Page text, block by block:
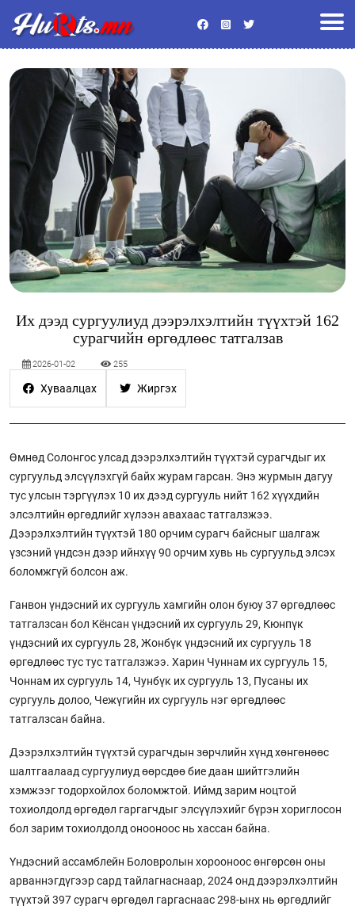
Их дээд сургуулиуд дээрэлхэлтийн түүхтэй 162
сурагчийн өргөдлөөс татгалзав
2026-01-02 255
Хуваалцах Жиргэх
Өмнөд Солонгос улсад дээрэлхэлтийн түүхтэй сурагчдыг их
сургуульд элсүүлэхгүй байх журам гарсан. Энэ журмын дагуу
тус улсын тэргүүлэх 10 их дээд сургууль нийт 162 хүүхдийн
элсэлтийн өргөдлийг хүлээн авахаас татгалзжээ.
Дээрэлхэлтийн түүхтэй 180 орчим сурагч байсныг шалгаж
үзсэний үндсэн дээр ийнхүү 90 орчим хувь нь сургуульд элсэх
боломжгүй болсон аж.
Ганвон үндэсний их сургууль хамгийн олон буюу 37 өргөдлөөс
татгалзсан бол Кёнсан үндэсний их сургууль 29, Кюнпүк
үндэсний их сургууль 28, Жонбүк үндэсний их сургууль 18
өргөдлөөс тус тус татгалзжээ. Харин Чуннам их сургууль 15,
Чоннам их сургууль 14, Чунбүк их сургууль 13, Пусаны их
сургууль долоо, Чежүгийн их сургууль нэг өргөдлөөс
татгалзсан байна.
Дээрэлхэлтийн түүхтэй сурагчдын зөрчлийн хүнд хөнгөнөөс
шалтгаалаад сургуулиуд өөрсдөө бие даан шийтгэлийн
хэмжээг тодорхойлох боломжтой. Иймд зарим ноцтой
тохиолдолд өргөдөл гаргагчдыг элсүүлэхийг бүрэн хориглосон
бол зарим тохиолдолд онооноос нь хассан байна.
Үндэсний ассамблейн Боловролын хорооноос өнгөрсөн оны
арваннэгдүгээр сард тайлагнаснаар, 2024 онд дээрэлхэлтийн
түүхтэй 397 сурагч өргөдөл гаргаснаас 298-ынх нь өргөдлийг